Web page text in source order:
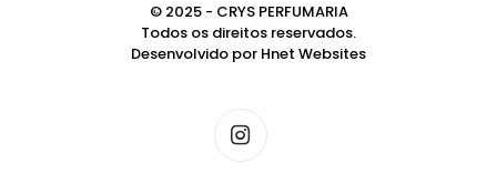
© 2025 - CRYS PERFUMARIA
Todos os direitos reservados.
Desenvolvido por Hnet Websites